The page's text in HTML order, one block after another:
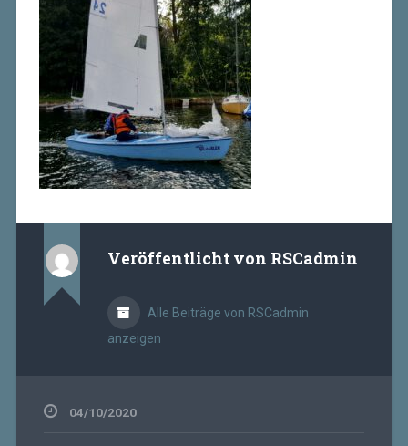
Veröffentlicht von RSCadmin
Alle Beiträge von RSCadmin
anzeigen
04/10/2020